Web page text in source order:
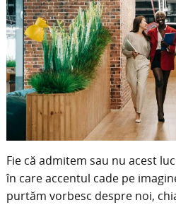
Fie că admitem sau nu acest
în care accentul cade pe
purtăm vorbesc despre noi,